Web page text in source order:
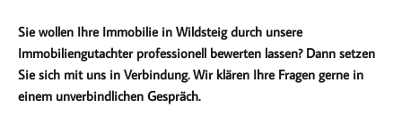
Sie wollen Ihre Immobilie in Wildsteig durch unsere
Immobiliengutachter professionell bewerten lassen? Dann setzen
Sie sich mit uns in Verbindung. Wir klären Ihre Fragen gerne in
einem unverbindlichen Gespräch.